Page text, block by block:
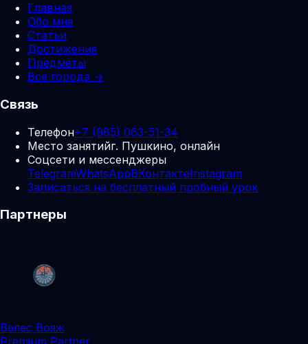
Главная
Обо мне
Статьи
Достижения
Предметы
Все города →
Связь
Телефон+7 (985) 063-51-34
Место занятийг. Пушкино, онлайн
Соцсети и мессенджеры
TelegramWhatsAppВКонтактеInstagram
Записаться на бесплатный пробный урок
Партнеры
Велес Вояж
Premium Partner